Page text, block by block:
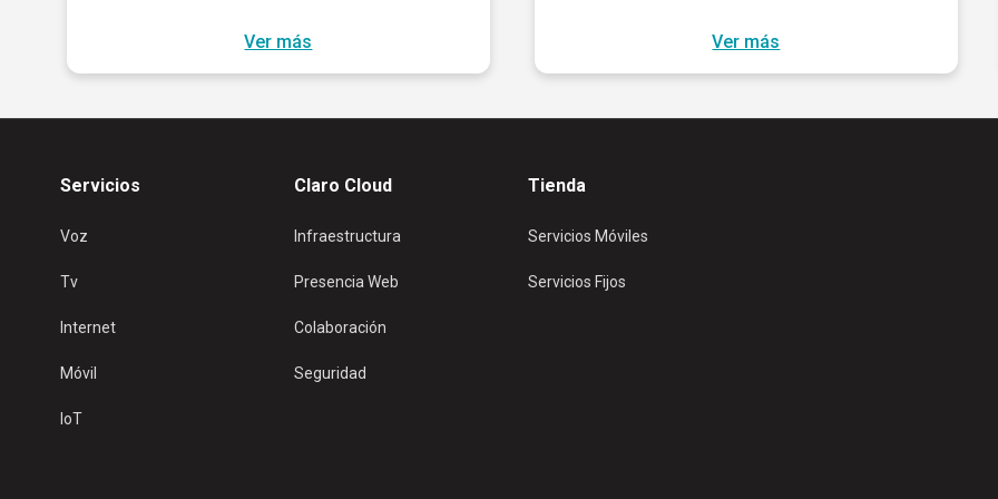
Ver más Ver más
Servicios
Voz
Tv
Internet
Móvil
IoT
Claro Cloud
Infraestructura
Presencia Web
Colaboración
Seguridad
Tienda
Servicios Móviles
Servicios Fijos